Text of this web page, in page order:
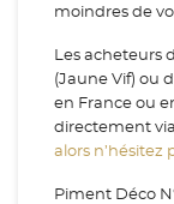
moindres de
Les acheteurs
(Jaune Vif) ou
en France ou
directement
alors n’hésitez
Piment Déco